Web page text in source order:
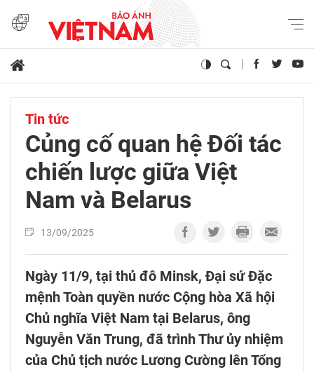
Tin tức
Củng cố quan hệ Đối tác
chiến lược giữa Việt
Nam và Belarus
13/09/2025
Ngày 11/9, tại thủ đô Minsk, Đại sứ Đặc
mệnh Toàn quyền nước Cộng hòa Xã hội
Chủ nghĩa Việt Nam tại Belarus, ông
Nguyễn Văn Trung, đã trình Thư ủy nhiệm
của Chủ tịch nước Lương Cường lên Tổng